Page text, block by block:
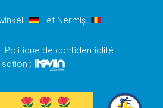
et Nermiș
Politique de confidentialité
: